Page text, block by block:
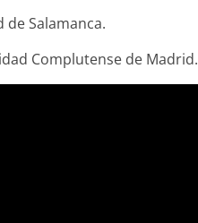
de Salamanca.
Complutense de Madrid.